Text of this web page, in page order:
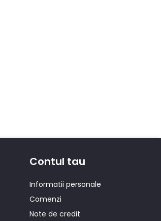
Contul tau
Informatii personale
Comenzi
Note de credit